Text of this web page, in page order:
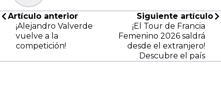
Artículo anterior
¡Alejandro Valverde
vuelve a la
competición!
Siguiente artículo
¡El Tour de Francia
Femenino 2026 saldrá
desde el extranjero!
Descubre el país